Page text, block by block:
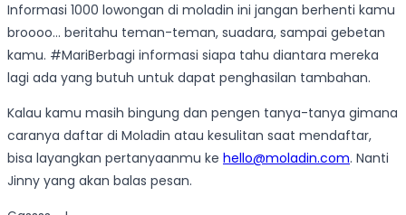
Informasi 1000 lowongan di moladin ini jangan berhenti kamu
broooo… beritahu teman-teman, suadara, sampai gebetan
kamu. #MariBerbagi informasi siapa tahu diantara mereka
lagi ada yang butuh untuk dapat penghasilan tambahan.
Kalau kamu masih bingung dan pengen tanya-tanya gimana
caranya daftar di Moladin atau kesulitan saat mendaftar,
bisa layangkan pertanyaanmu ke hello@moladin.com. Nanti
Jinny yang akan balas pesan.